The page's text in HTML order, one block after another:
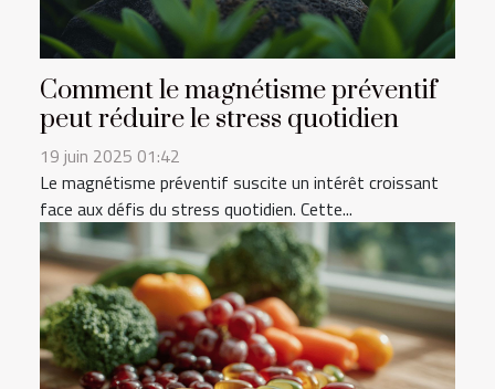
Comment le magnétisme préventif
peut réduire le stress quotidien
19 juin 2025 01:42
Le magnétisme préventif suscite un intérêt croissant
face aux défis du stress quotidien. Cette...